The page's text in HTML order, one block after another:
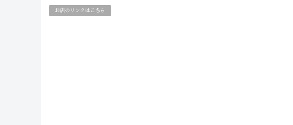
お店のリンクはこちら